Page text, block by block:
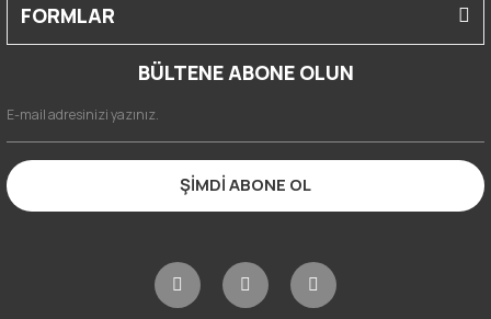
FORMLAR
BÜLTENE ABONE OLUN
ŞİMDİ ABONE OL